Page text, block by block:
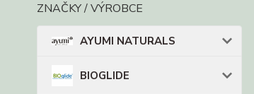
ZNAČKY / VÝROBCE
AYUMI NATURALS
BIOGLIDE